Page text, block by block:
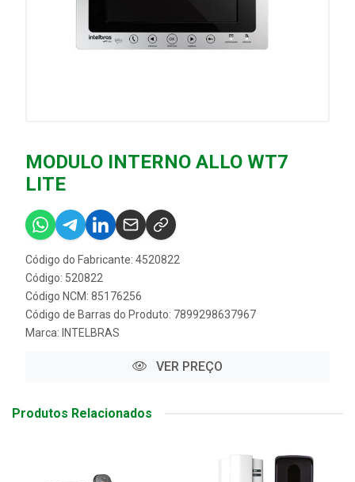
MODULO INTERNO ALLO WT7
LITE
Código do Fabricante: 4520822
Código: 520822
Código NCM: 85176256
Código de Barras do Produto: 7899298637967
Marca: INTELBRAS
VER PREÇO
Produtos Relacionados